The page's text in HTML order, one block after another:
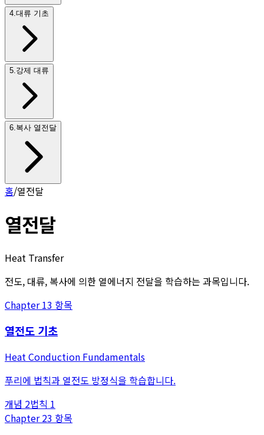
4 대류 기초
5 강제 대류
6 복사 열전달
홈/열전달
열전달
Heat Transfer
전도, 대류, 복사에 의한 열에너지 전달을 학습하는 과목입니다.
Chapter13 항목
열전도 기초
Heat Conduction Fundamentals
푸리에 법칙과 열전도 방정식을 학습합니다.
개념 2법칙 1
Chapter23 항목